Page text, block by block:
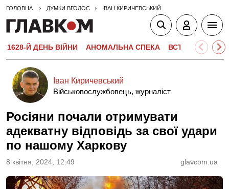
ГОЛОВНА ДУМКИ ВГОЛОС ІВАН КИРИЧЕВСЬКИЙ
1628-Й ДЕНЬ ВІЙНИ АНОМАЛЬНА СПЕКА ВСТУПНА
Іван Киричевський
Військовослужбовець, журналіст
Росіяни почали отримувати
адекватну відповідь за свої удари
по нашому Харкову
8 квiтня, 2024, 12:49 glavcom.ua